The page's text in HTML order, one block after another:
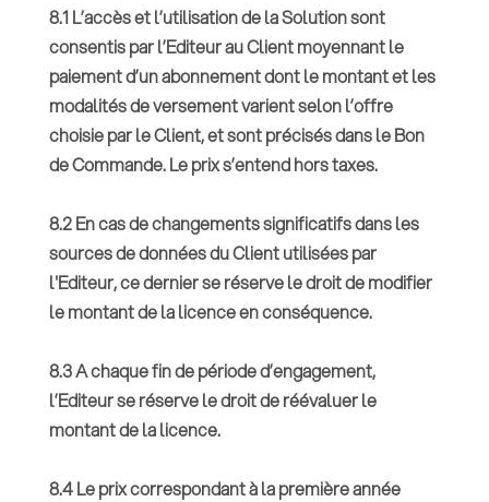
8.1 L’accès et l’utilisation de la Solution sont
consentis par l’Editeur au Client moyennant le
paiement d’un abonnement dont le montant et les
modalités de versement varient selon l’offre
choisie par le Client, et sont précisés dans le Bon
de Commande. Le prix s’entend hors taxes.
8.2 En cas de changements significatifs dans les
sources de données du Client utilisées par
l'Editeur, ce dernier se réserve le droit de modifier
le montant de la licence en conséquence.
8.3 A chaque fin de période d’engagement,
l’Editeur se réserve le droit de réévaluer le
montant de la licence.
8.4 Le prix correspondant à la première année